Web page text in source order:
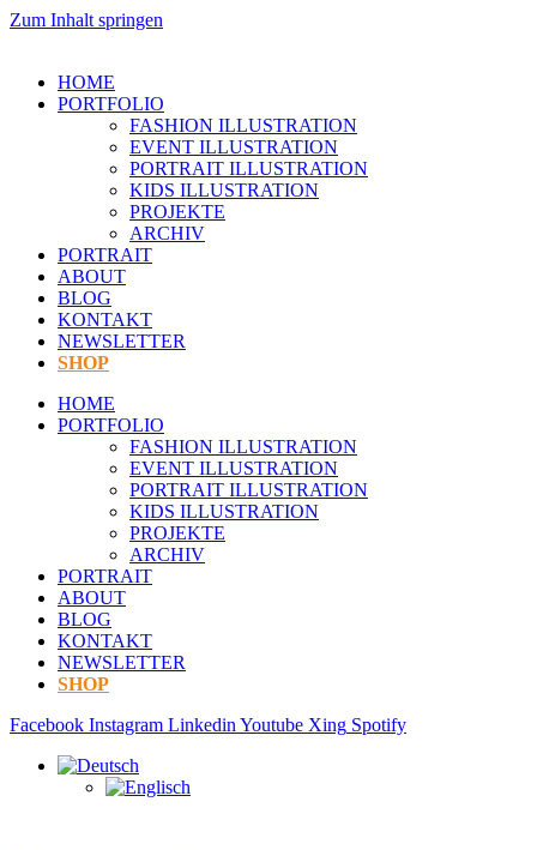
Zum Inhalt springen
HOME
PORTFOLIO
FASHION ILLUSTRATION
EVENT ILLUSTRATION
PORTRAIT ILLUSTRATION
KIDS ILLUSTRATION
PROJEKTE
ARCHIV
PORTRAIT
ABOUT
BLOG
KONTAKT
NEWSLETTER
SHOP
HOME
PORTFOLIO
FASHION ILLUSTRATION
EVENT ILLUSTRATION
PORTRAIT ILLUSTRATION
KIDS ILLUSTRATION
PROJEKTE
ARCHIV
PORTRAIT
ABOUT
BLOG
KONTAKT
NEWSLETTER
SHOP
Facebook Instagram Linkedin Youtube Xing Spotify